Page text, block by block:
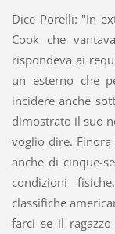
Dice Porelli: "In
Cook che
rispondeva ai
un esterno che
incidere anche
dimostrato il suo
voglio dire. Finora
anche di cinque-
condizioni
classifiche
farci se il